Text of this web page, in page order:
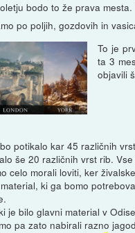
bodo to že prava mesta.
po poljih, gozdovih in
To je
ta 3
objavili
potikalo kar 45 različnih
še 20 različnih vrst rib.
celo morali loviti, ker
ki ga bomo
je bilo glavni material v
pa zato nabirali razno